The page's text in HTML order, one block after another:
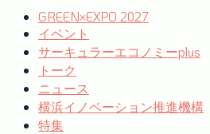
シ
ョ
ン
GREEN×EXPO 2027
イベント
サーキュラーエコノミーplus
トーク
ニュース
横浜イノベーション推進機構
特集